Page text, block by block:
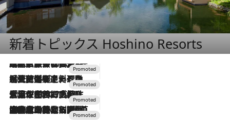
新着トピックス Hoshino Resorts
2026.7.31
【ホテル帰省】という選択肢をOMOが提案。家族とほどよい距離を保つには「昼は実家、夜は気兼ねなくホテルで！」
2026.7.24
【夏限定ディナーコース】旬を迎える稚鮎や花ズッキーニなどをイタリア・トスカーナの郷土料理の手法で満喫！
2026.7.17
「土佐和ハーブかき氷」がOMO7高知に登場！生姜、山椒、大葉など目にも舌にも涼を呼ぶ郷土の味
2026.7.10
NEW OPEN！【界 草津】名湯の地に誕生。趣の異なる2種の温泉と上州ならではの会席・蕎麦割烹など美食を味わう究極の癒やし旅